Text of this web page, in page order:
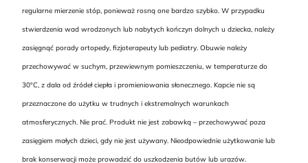
regularne mierzenie stóp, ponieważ rosną one bardzo szybko. W przypadku
stwierdzenia wad wrodzonych lub nabytych kończyn dolnych u dziecka, należy
zasięgnąć porady ortopedy, fizjoterapeuty lub pediatry. Obuwie należy
przechowywać w suchym, przewiewnym pomieszczeniu, w temperaturze do
30°C, z dala od źródeł ciepła i promieniowania słonecznego. Kapcie nie są
przeznaczone do użytku w trudnych i ekstremalnych warunkach
atmosferycznych. Nie prać. Produkt nie jest zabawką – przechowywać poza
zasięgiem małych dzieci, gdy nie jest używany. Nieodpowiednie użytkowanie lub
brak konserwacji może prowadzić do uszkodzenia butów lub urazów.